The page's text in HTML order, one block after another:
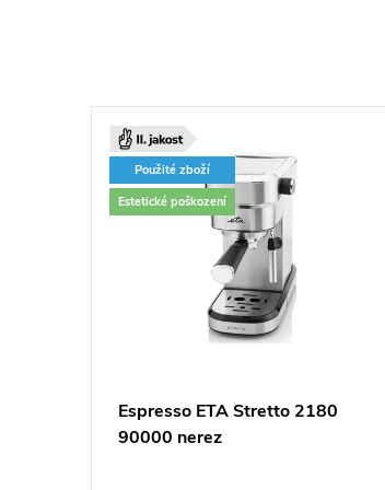
Použité zboží
Estetické poškození
Espresso ETA Stretto 2180
90000 nerez